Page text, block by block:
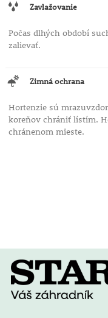
Zavlažovanie
Počas dlhých období
zalievať.
Zimná ochrana
Hortenzie sú
koreňov chrániť lístím.
chránenom mieste.